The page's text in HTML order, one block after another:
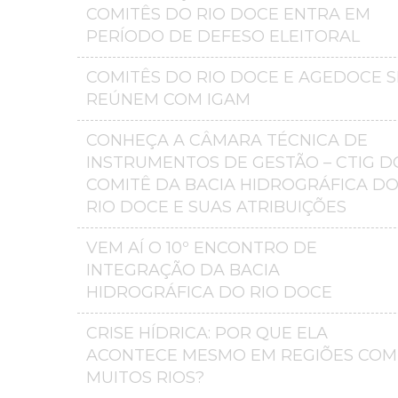
COMITÊS DO RIO DOCE ENTRA EM
PERÍODO DE DEFESO ELEITORAL
COMITÊS DO RIO DOCE E AGEDOCE
REÚNEM COM IGAM
CONHEÇA A CÂMARA TÉCNICA DE
INSTRUMENTOS DE GESTÃO – CTIG
COMITÊ DA BACIA HIDROGRÁFICA DO
RIO DOCE E SUAS ATRIBUIÇÕES
VEM AÍ O 10º ENCONTRO DE
INTEGRAÇÃO DA BACIA
HIDROGRÁFICA DO RIO DOCE
CRISE HÍDRICA: POR QUE ELA
ACONTECE MESMO EM REGIÕES COM
MUITOS RIOS?